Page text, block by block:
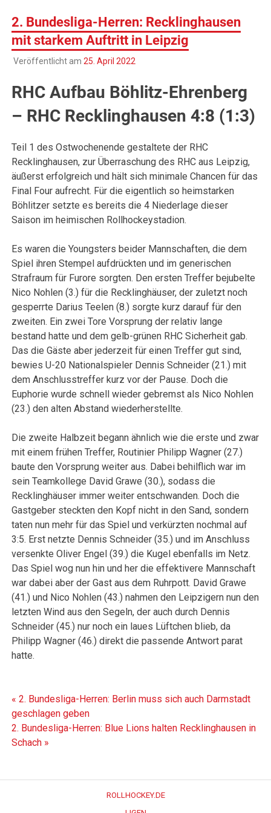
2. Bundesliga-Herren: Recklinghausen
mit starkem Auftritt in Leipzig
Veröffentlicht am 25. April 2022
RHC Aufbau Böhlitz-Ehrenberg
– RHC Recklinghausen 4:8 (1:3)
Teil 1 des Ostwochenende gestaltete der RHC
Recklinghausen, zur Überraschung des RHC aus Leipzig,
äußerst erfolgreich und hält sich minimale Chancen für das
Final Four aufrecht. Für die eigentlich so heimstarken
Böhlitzer setzte es bereits die 4 Niederlage dieser
Saison im heimischen Rollhockeystadion.
Es waren die Youngsters beider Mannschaften, die dem
Spiel ihren Stempel aufdrückten und im generischen
Strafraum für Furore sorgten. Den ersten Treffer bejubelte
Nico Nohlen (3.) für die Recklinghäuser, der zuletzt noch
gesperrte Darius Teelen (8.) sorgte kurz darauf für den
zweiten. Ein zwei Tore Vorsprung der relativ lange
bestand hatte und dem gelb-grünen RHC Sicherheit gab.
Das die Gäste aber jederzeit für einen Treffer gut sind,
bewies U-20 Nationalspieler Dennis Schneider (21.) mit
dem Anschlusstreffer kurz vor der Pause. Doch die
Euphorie wurde schnell wieder gebremst als Nico Nohlen
(23.) den alten Abstand wiederherstellte.
Die zweite Halbzeit begann ähnlich wie die erste und zwar
mit einem frühen Treffer, Routinier Philipp Wagner (27.)
baute den Vorsprung weiter aus. Dabei behilflich war im
sein Teamkollege David Grawe (30.), sodass die
Recklinghäuser immer weiter entschwanden. Doch die
Gastgeber steckten den Kopf nicht in den Sand, sondern
taten nun mehr für das Spiel und verkürzten nochmal auf
3:5. Erst netzte Dennis Schneider (35.) und im Anschluss
versenkte Oliver Engel (39.) die Kugel ebenfalls im Netz.
Das Spiel wog nun hin und her die effektivere Mannschaft
war dabei aber der Gast aus dem Ruhrpott. David Grawe
(41.) und Nico Nohlen (43.) nahmen den Leipzigern nun den
letzten Wind aus den Segeln, der auch durch Dennis
Schneider (45.) nur noch ein laues Lüftchen blieb, da
Philipp Wagner (46.) direkt die passende Antwort parat
hatte.
Beitragsnavigation
« 2. Bundesliga-Herren: Berlin muss sich auch Darmstadt
geschlagen geben
2. Bundesliga-Herren: Blue Lions halten Recklinghausen in
Schach »
ROLLHOCKEY.DE